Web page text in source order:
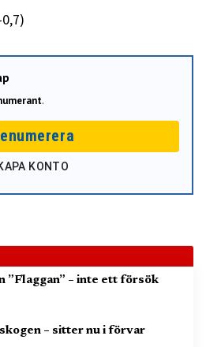
.
KONTO
”Flaggan” – inte ett försök
– sitter nu i förvar